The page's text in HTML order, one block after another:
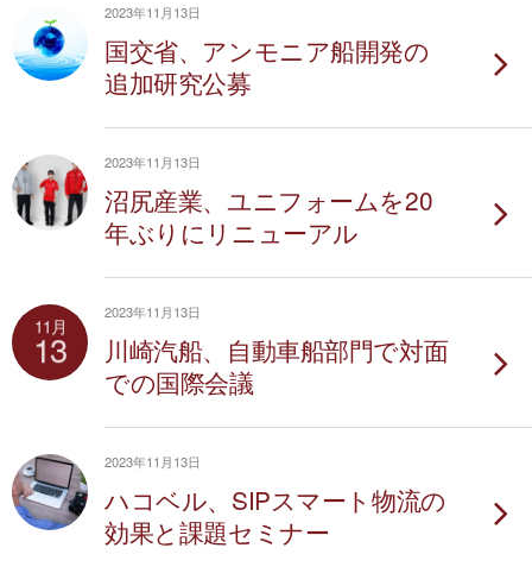
2023年11月13日
国交省、アンモニア船開発の
追加研究公募
2023年11月13日
沼尻産業、ユニフォームを20
年ぶりにリニューアル
11月
13
2023年11月13日
川崎汽船、自動車船部門で対面
での国際会議
2023年11月13日
ハコベル、SIPスマート物流の
効果と課題セミナー